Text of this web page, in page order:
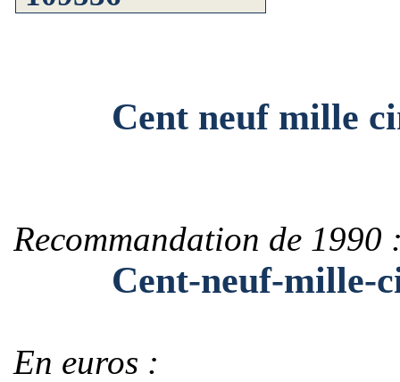
Cent neuf mille
Recommandation de 1990
Cent-neuf-mille-
En euros :